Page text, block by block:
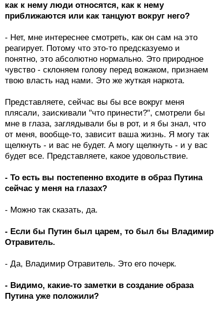
как к нему люди относятся, как к нему
приближаются или как танцуют вокруг него?
- Нет, мне интереснее смотреть, как он сам на это
реагирует. Потому что это-то предсказуемо и
понятно, это абсолютно нормально. Это природное
чувство - склоняем голову перед вожаком, признаем
твою власть над нами. Это же жуткая наркота.
Представляете, сейчас вы бы все вокруг меня
плясали, заискивали "что принести?", смотрели бы
мне в глаза, заглядывали бы в рот, и я бы знал, что
от меня, вообще-то, зависит ваша жизнь. Я могу так
щелкнуть - и вас не будет. А могу щелкнуть - и у вас
будет все. Представляете, какое удовольствие.
- То есть вы постепенно входите в образ Путина
сейчас у меня на глазах?
- Можно так сказать, да.
- Если бы Путин был царем, то был бы Владимир
Отравитель.
- Да, Владимир Отравитель. Это его почерк.
- Видимо, какие-то заметки в создание образа
Путина уже положили?